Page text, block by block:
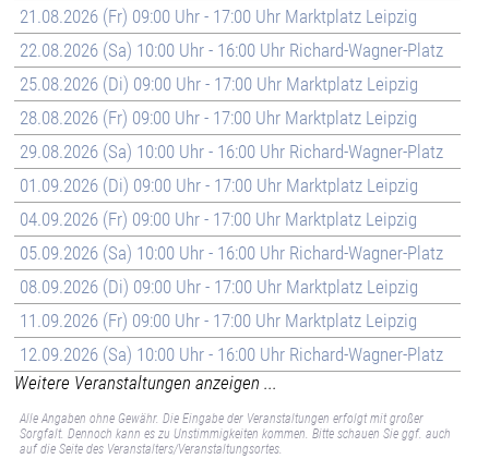
21.08.2026 (Fr) 09:00 Uhr - 17:00 Uhr Marktplatz Leipzig
22.08.2026 (Sa) 10:00 Uhr - 16:00 Uhr Richard-Wagner-Platz
25.08.2026 (Di) 09:00 Uhr - 17:00 Uhr Marktplatz Leipzig
28.08.2026 (Fr) 09:00 Uhr - 17:00 Uhr Marktplatz Leipzig
29.08.2026 (Sa) 10:00 Uhr - 16:00 Uhr Richard-Wagner-Platz
01.09.2026 (Di) 09:00 Uhr - 17:00 Uhr Marktplatz Leipzig
04.09.2026 (Fr) 09:00 Uhr - 17:00 Uhr Marktplatz Leipzig
05.09.2026 (Sa) 10:00 Uhr - 16:00 Uhr Richard-Wagner-Platz
08.09.2026 (Di) 09:00 Uhr - 17:00 Uhr Marktplatz Leipzig
11.09.2026 (Fr) 09:00 Uhr - 17:00 Uhr Marktplatz Leipzig
12.09.2026 (Sa) 10:00 Uhr - 16:00 Uhr Richard-Wagner-Platz
Weitere Veranstaltungen anzeigen ...
Alle Angaben ohne Gewähr. Die Eingabe der Veranstaltungen erfolgt mit großer
Sorgfalt. Dennoch kann es zu Unstimmigkeiten kommen. Bitte schauen Sie ggf. auch
auf die Seite des Veranstalters/Veranstaltungsortes.